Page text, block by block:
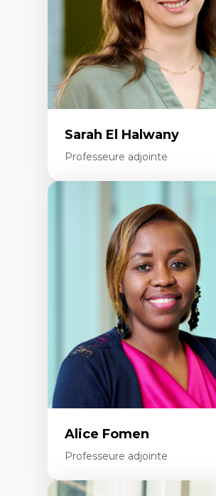
Épistémologie des techniques de
numérique et l’IA
Théorie des droits de la personne
La pensée politique d’Hannah
La pensée politique à l’ère
Justice internationale et normes
internationales
Sarah El Halwany
Professeure adjointe
Les apports pédagogiques des
l'affect, du posthumanisme, du
dans l'éducation aux sciences
L'apprentissage des sciences/STIM
perspective socioécologique de care
L’insertion professionnelle des
enseignant.e.s
Alice Fomen
Professeure adjointe